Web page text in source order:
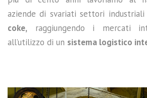
aziende di svariati settori
coke, raggiungendo i mercati
all’utilizzo di un sistema logistico